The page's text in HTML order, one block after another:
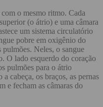
o mesmo ritmo. Cada
(o átrio) e uma câmara
um sistema circulatório
pobre em oxigênio do
Neles, o sangue
O lado esquerdo do coração
pulmões para o átrio
cabeça, os braços, as pernas
e fecham as câmaras do